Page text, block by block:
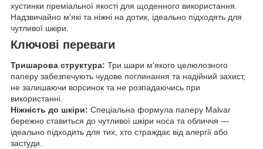
хустинки преміальної якості для щоденного використання.
Надзвичайно м'які та ніжні на дотик, ідеально підходять для
чутливої шкіри.
Ключові переваги
Тришарова структура: Три шари м'якого целюлозного
паперу забезпечують чудове поглинання та надійний захист,
не залишаючи ворсинок та не розпадаючись при
використанні.
Ніжність до шкіри: Спеціальна формула паперу Malvar
бережно ставиться до чутливої шкіри носа та обличчя —
ідеально підходить для тих, хто страждає від алергії або
застуди.